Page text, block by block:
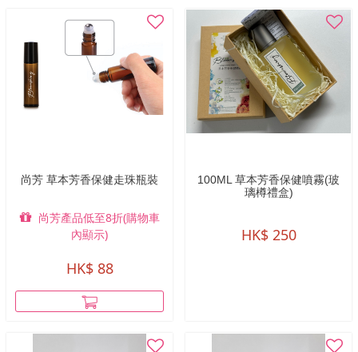
尚芳 草本芳香保健走珠瓶裝
尚芳產品低至8折(購物車
內顯示)
HK$ 88
100ML 草本芳香保健噴霧(玻
璃樽禮盒)
HK$ 250